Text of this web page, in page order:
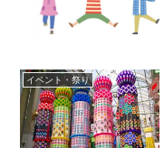
イベント・祭り